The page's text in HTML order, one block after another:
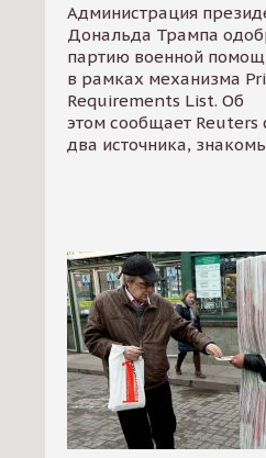
Администрация
Дональда Трампа
партию военной
в рамках механизма
Requirements List. Об
этом сообщает Reuters
два источника,